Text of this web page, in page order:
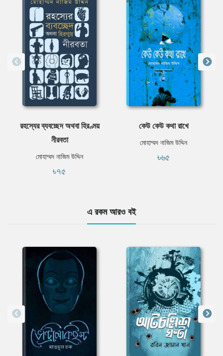
রহস্যের ব্যবচ্ছেদ অথবা হিরণ্ময়
নীরবতা
মোহাম্মদ নাজিম উদ্দিন
৳৭৫
কেউ কেউ কথা রাখে
মোহাম্মদ নাজিম উদ্দিন
৳৬৫
এ রকম আরও বই